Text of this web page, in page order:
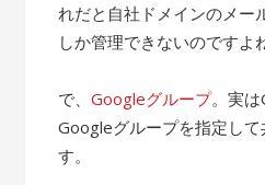
れだと自社ドメインのメー
しか管理できないのですよ
で、Googleグループ。実
Googleグループを指定し
す。